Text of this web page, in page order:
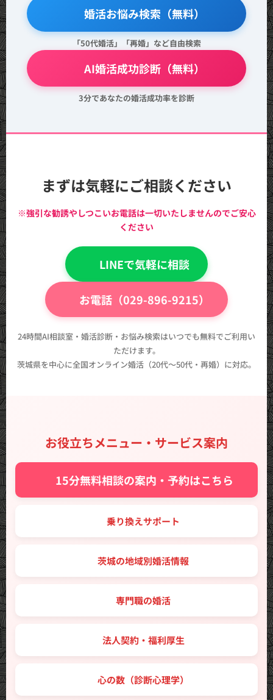
🔍 婚活お悩み検索（無料）
「50代婚活」「再婚」など自由検索
💖 AI婚活成功診断（無料）
3分であなたの婚活成功率を診断
まずは気軽にご相談ください
※強引な勧誘やしつこいお電話は一切いたしませんのでご安心
ください
💬 LINEで気軽に相談
📞 お電話（029-896-9215）
24時間AI相談室・婚活診断・お悩み検索はいつでも無料でご利用い
ただけます。
茨城県を中心に全国オンライン婚活（20代〜50代・再婚）に対応。
お役立ちメニュー・サービス案内
✨ 15分無料相談の案内・予約はこちら
🔑 乗り換えサポート
🗾 茨城の地域別婚活情報
💼 専門職の婚活
🤝 法人契約・福利厚生
💖 心の数（診断心理学）